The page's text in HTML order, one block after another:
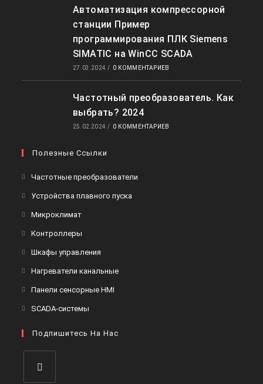
Автоматизация компрессорной
станции Пример
программирования ПЛК Siemens
SIMATIC на WinCC SCADA
27.03.2024 / 0 КОММЕНТАРИЕВ
Частотный преобразователь. Как
выбрать? 2024
25.02.2024 / 0 КОММЕНТАРИЕВ
Полезные Ссылки
Частотные преобразователи
Устройства плавного пуска
МикроклиматОткроется
вкладке
Контроллеры
вкладке
Шкафы управления
вкладке
Нагреватели канальныеОткроется
Панели сенсорные HMI
вкладке
SCADA-системы
новой
Подпишитесь На Нас